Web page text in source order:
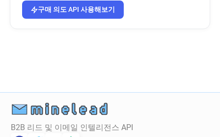
구매 의도 API 사용해보기
B2B 리드 및 이메일 인텔리전스 API